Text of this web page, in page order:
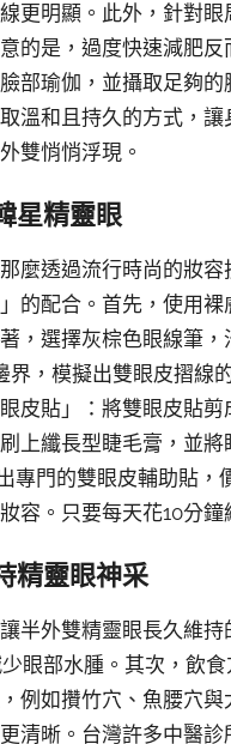
更明顯。此外，針對
的是，過度快速減肥
部瑜伽，並攝取足夠
溫和且持久的方式，
雙悄悄浮現。
星精靈眼
麼透過流行時尚的妝
的配合。首先，使用
，選擇灰棕色眼線筆
界，模擬出雙眼皮摺線
皮貼」：將雙眼皮貼
上纖長型睫毛膏，並
專門的雙眼皮輔助貼
容。只要每天花10分
精靈眼神采
半外雙精靈眼長久維
眼部水腫。其次，飲
例如攢竹穴、魚腰穴
清晰。台灣許多中醫